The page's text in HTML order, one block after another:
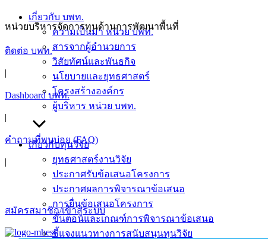
หน่วยบริหารจัดการทุนด้านการพัฒนาพื้นที่
ติดต่อ บพท.
|
Dashboard บพท.
|
คำถามที่พบบ่อย (FAQ)
|
สมัครสมาชิก/เข้าสู่ระบบ
เกี่ยวกับ บพท.
ความเป็นมา หน่วย บพท.
สารจากผู้อำนวยการ
วิสัยทัศน์และพันธกิจ
นโยบายและยุทธศาสตร์
โครงสร้างองค์กร
ผู้บริหาร หน่วย บพท.
เกี่ยวกับทุนวิจัย
ยุทธศาสตร์งานวิจัย
ประกาศรับข้อเสนอโครงการ
ประกาศผลการพิจารณาข้อเสนอ
การยื่นข้อเสนอโครงการ
ขั้นตอนและเกณฑ์การพิจารณาข้อเสนอ
ชี้แจงแนวทางการสนับสนุนทุนวิจัย